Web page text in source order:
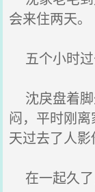
会来住两天。
五个小时过
沈戾盘着脚
闷，平时刚
天过去了人影
在一起久了